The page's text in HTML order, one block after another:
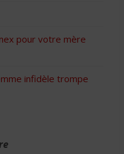
pour votre mère
infidèle trompe